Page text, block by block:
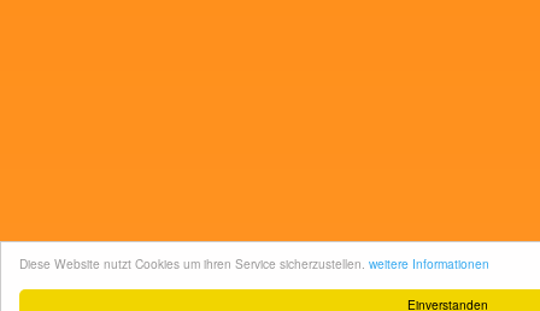
Einverstanden
Diese Website nutzt Cookies um ihren Service sicherzustellen. weitere Informationen